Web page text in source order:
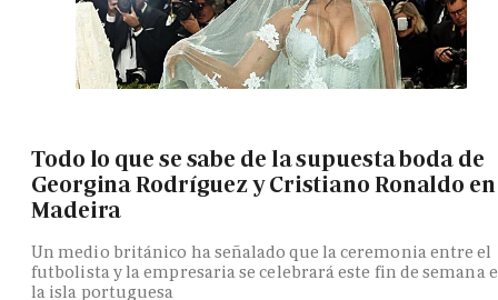
Todo lo que se sabe de la supuesta boda de
Georgina Rodríguez y Cristiano Ronaldo en
Madeira
Un medio británico ha señalado que la ceremonia entre el
futbolista y la empresaria se celebrará este fin de semana
la isla portuguesa